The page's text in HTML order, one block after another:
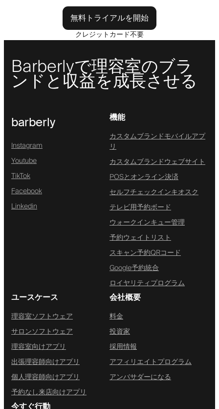
無料トライアルを開始
クレジットカード不要
Barberlyで理容室のブラ
ンドと収益を成長させる
barberly
Instagram
Youtube
TikTok
Facebook
Linkedin
機能
カスタムブランドモバイルアプ
リ
カスタムブランドウェブサイト
POSとオンライン決済
セルフチェックインキオスク
テレビ用予約ボード
ウォークインキュー管理
予約ウェイトリスト
スキャン予約QRコード
Google予約統合
ロイヤリティプログラム
ユースケース
理容室ソフトウェア
サロンソフトウェア
理容室向けアプリ
出張理容師向けアプリ
個人理容師向けアプリ
予約なし来店向けアプリ
会社概要
料金
投資家
採用情報
アフィリエイトプログラム
アンバサダーになる